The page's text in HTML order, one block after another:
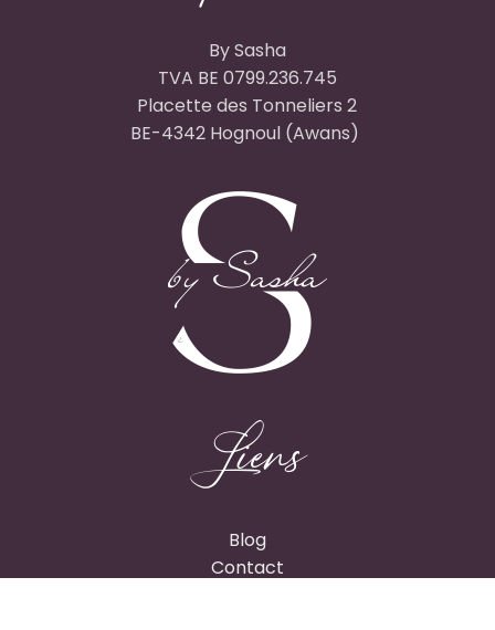
By Sasha
TVA BE 0799.236.745
Placette des Tonneliers 2
BE-4342 Hognoul (Awans)
Liens
Blog
Contact